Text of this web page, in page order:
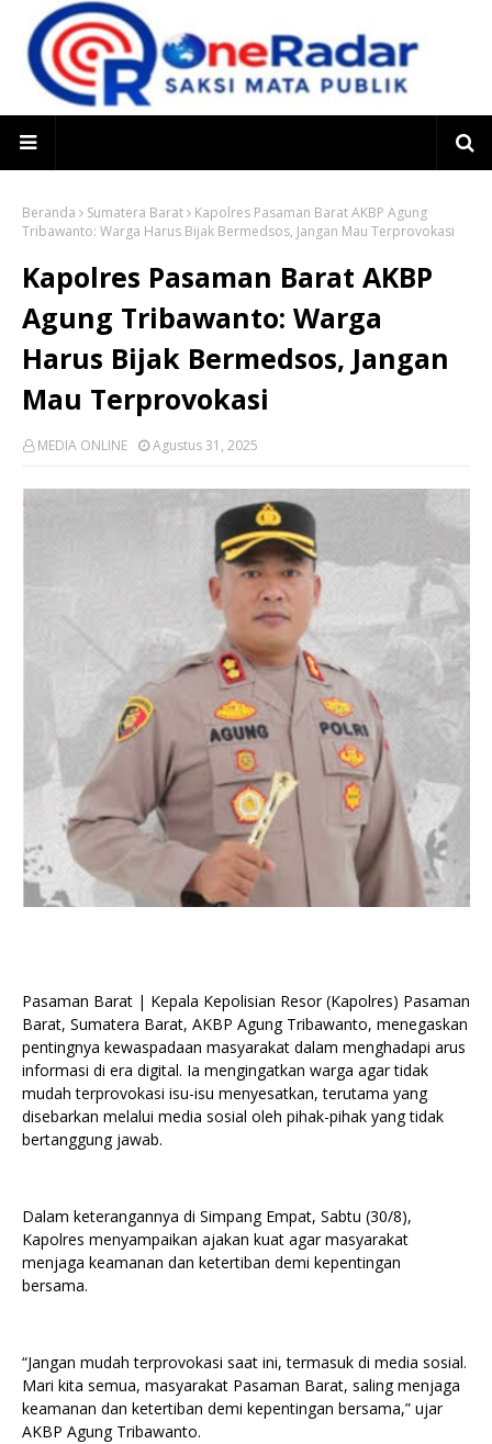
Beranda Sumatera Barat
Kapolres Pasaman Barat AKBP Agung
Tribawanto: Warga Harus Bijak Bermedsos, Jangan Mau Terprovokasi
Kapolres Pasaman Barat AKBP
Agung Tribawanto: Warga
Harus Bijak Bermedsos, Jangan
Mau Terprovokasi
MEDIA ONLINE Agustus 31, 2025
Pasaman Barat | Kepala Kepolisian Resor (Kapolres) Pasaman
Barat, Sumatera Barat, AKBP Agung Tribawanto, menegaskan
pentingnya kewaspadaan masyarakat dalam menghadapi arus
informasi di era digital. Ia mengingatkan warga agar tidak
mudah terprovokasi isu-isu menyesatkan, terutama yang
disebarkan melalui media sosial oleh pihak-pihak yang tidak
bertanggung jawab.
Dalam keterangannya di Simpang Empat, Sabtu (30/8),
Kapolres menyampaikan ajakan kuat agar masyarakat
menjaga keamanan dan ketertiban demi kepentingan
bersama.
“Jangan mudah terprovokasi saat ini, termasuk di media sosial.
Mari kita semua, masyarakat Pasaman Barat, saling menjaga
keamanan dan ketertiban demi kepentingan bersama,” ujar
AKBP Agung Tribawanto.